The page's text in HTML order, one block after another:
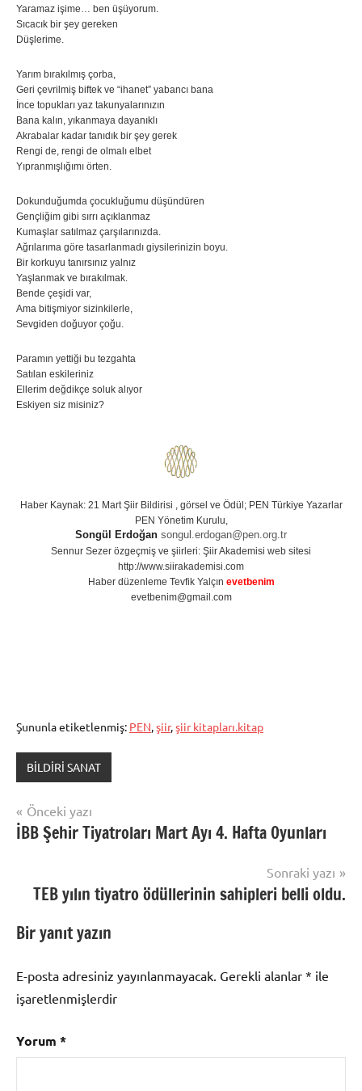
Yaramaz işime… ben üşüyorum.
Sıcacık bir şey gereken
Düşlerime.
Yarım bırakılmış çorba,
Geri çevrilmiş biftek ve “ihanet” yabancı bana
İnce topukları yaz takunyalarınızın
Bana kalın, yıkanmaya dayanıklı
Akrabalar kadar tanıdık bir şey gerek
Rengi de, rengi de olmalı elbet
Yıpranmışlığımı örten.
Dokunduğumda çocukluğumu düşündüren
Gençliğim gibi sırrı açıklanmaz
Kumaşlar satılmaz çarşılarınızda.
Ağrılarıma göre tasarlanmadı giysilerinizin boyu.
Bir korkuyu tanırsınız yalnız
Yaşlanmak ve bırakılmak.
Bende çeşidi var,
Ama bitişmiyor sizinkilerle,
Sevgiden doğuyor çoğu.
Paramın yettiği bu tezgahta
Satılan eskileriniz
Ellerim değdikçe soluk alıyor
Eskiyen siz misiniz?
Haber Kaynak: 21 Mart Şiir Bildirisi , görsel ve Ödül; PEN Türkiye Yazarlar
PEN Yönetim Kurulu,
Songül Erdoğan songul.erdogan@pen.org.tr
Sennur Sezer özgeçmiş ve şiirleri: Şiir Akademisi web sitesi
http://www.siirakademisi.com
Haber düzenleme Tevfik Yalçın evetbenim
evetbenim@gmail.com
Şununla etiketlenmiş: PEN,şiir,şiir kitapları.kitap
BİLDİRİ SANAT
Yazı
gezinmesi
Önceki yazı
İBB Şehir Tiyatroları Mart Ayı 4. Hafta Oyunları
Sonraki yazı
TEB yılın tiyatro ödüllerinin sahipleri belli oldu.
Bir yanıt yazın
E-posta adresiniz yayınlanmayacak. Gerekli alanlar * ile
işaretlenmişlerdir
Yorum *